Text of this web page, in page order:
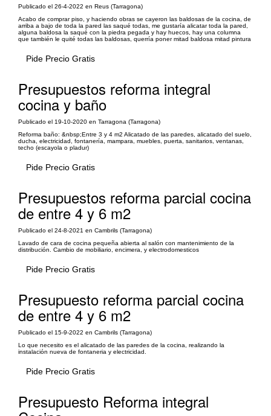
Publicado el 26-4-2022 en Reus (Tarragona)
Acabo de comprar piso, y haciendo obras se cayeron las baldosas de la cocina, de
arriba a bajo de toda la pared las saqué todas, me gustaría alicatar toda la pared,
alguna baldosa la saqué con la piedra pegada y hay huecos, hay una columna
que también le quité todas las baldosas, querría poner mitad baldosa mitad pintura
Pide Precio Gratis
Presupuestos reforma integral
cocina y baño
Publicado el 19-10-2020 en Tarragona (Tarragona)
Reforma baño: &nbsp;Entre 3 y 4 m2 Alicatado de las paredes, alicatado del suelo,
ducha, electricidad, fontanería, mampara, muebles, puerta, sanitarios, ventanas,
techo (escayola o pladur)
Pide Precio Gratis
Presupuestos reforma parcial cocina
de entre 4 y 6 m2
Publicado el 24-8-2021 en Cambrils (Tarragona)
Lavado de cara de cocina pequeña abierta al salón con mantenimiento de la
distribución. Cambio de mobiliario, encimera, y electrodomesticos
Pide Precio Gratis
Presupuesto reforma parcial cocina
de entre 4 y 6 m2
Publicado el 15-9-2022 en Cambrils (Tarragona)
Lo que necesito es el alicatado de las paredes de la cocina, realizando la
instalación nueva de fontaneria y electricidad.
Pide Precio Gratis
Presupuesto Reforma integral